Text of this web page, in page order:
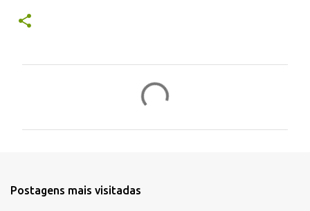
Postagens mais visitadas